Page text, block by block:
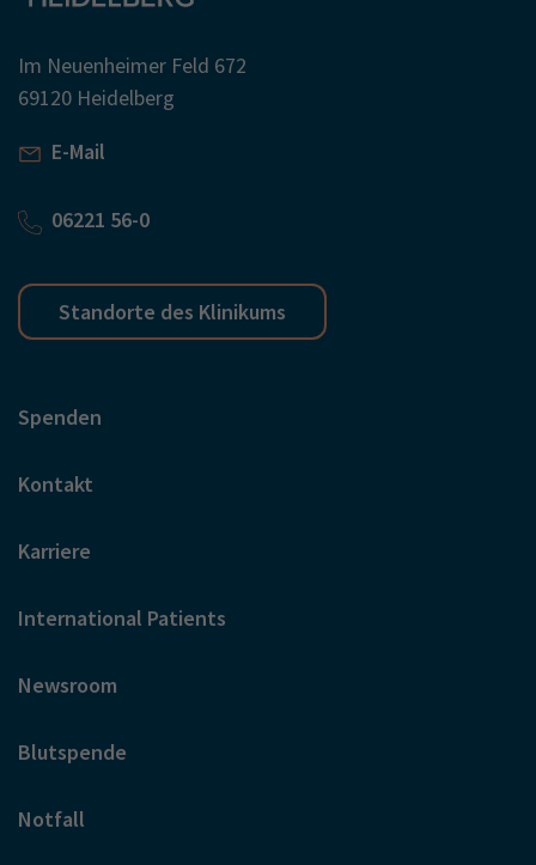
Im Neuenheimer Feld 672
69120 Heidelberg
E-Mail
06221 56-0
Standorte des Klinikums
Spenden
Kontakt
Karriere
International Patients
Newsroom
Blutspende
Notfall